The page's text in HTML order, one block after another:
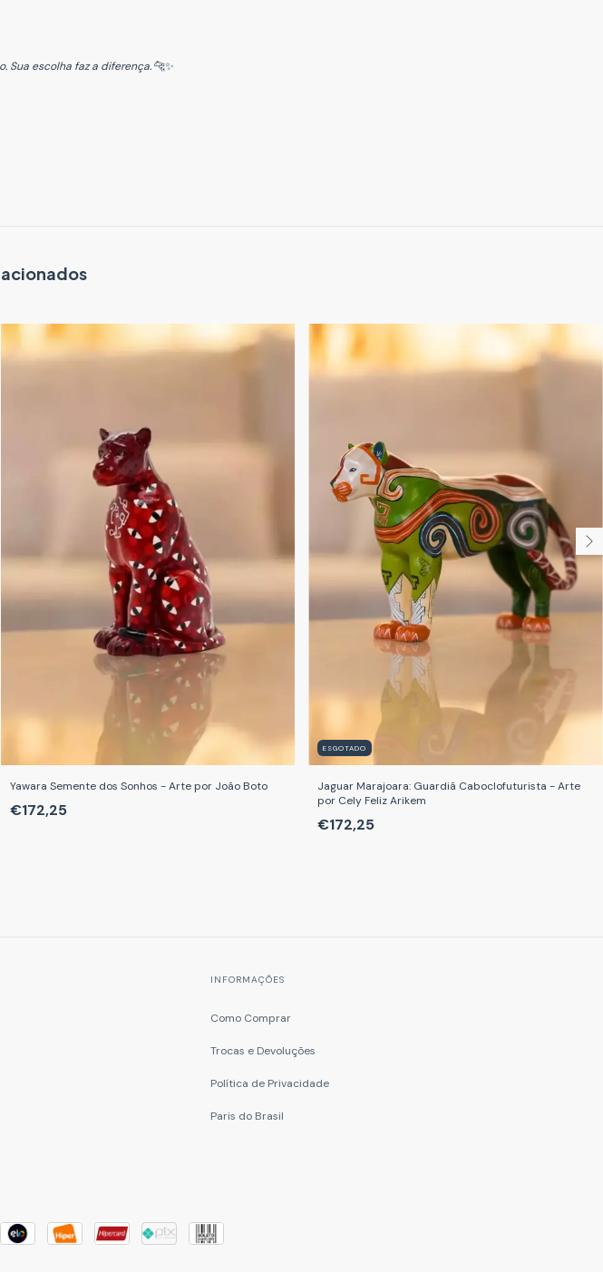
Sua escolha faz a diferença. 🐆✨
Yawara Semente dos Sonhos - Arte por João Boto
€172,25
ESGOTADO
Jaguar Marajoara: Guardiã Caboclofuturista - Arte
por Cely Feliz Arikem
€172,25
INFORMAÇÕES
Como Comprar
Trocas e Devoluções
Política de Privacidade
Paris do Brasil